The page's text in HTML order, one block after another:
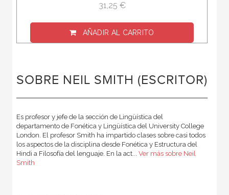
31,25 €
AÑADIR AL CARRITO
SOBRE NEIL SMITH (ESCRITOR)
Es profesor y jefe de la sección de Lingüística del
departamento de Fonética y Lingüística del University College
London. El profesor Smith ha impartido clases sobre casi todos
los aspectos de la disciplina desde Fonética y Estructura del
Hindi a Filosofía del lenguaje. En la act... Ver más sobre Neil
Smith